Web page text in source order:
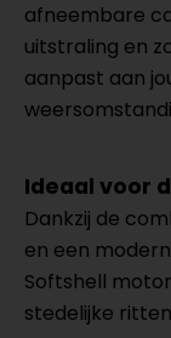
afneembare
uitstraling en
aanpast aan
Ideaal voor
Dankzij de
en een
Softshell
stedelijke